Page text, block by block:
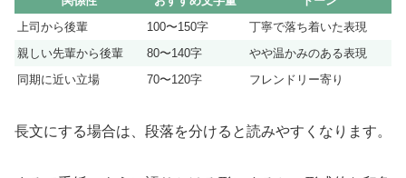
上司から後輩
100〜150字
丁寧で落ち着いた表現
親しい先輩から後輩
80〜140字
やや温かみのある表現
同期に近い立場
70〜120字 フレンドリー寄り
長文にする場合は、段落を分けると読みやすくなります。